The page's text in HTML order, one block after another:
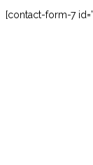
[contact-form-7